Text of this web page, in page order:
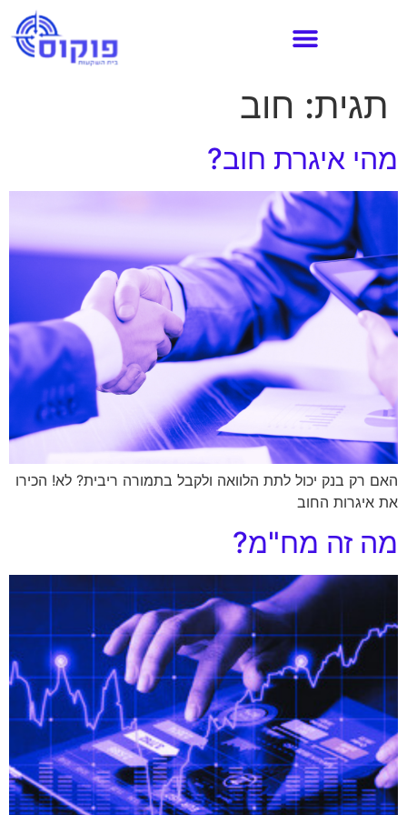
תגית: חוב
מהי איגרת חוב?
האם רק בנק יכול לתת הלוואה ולקבל בתמורה ריבית? לא! הכירו
את איגרות החוב
מה זה מח"מ?